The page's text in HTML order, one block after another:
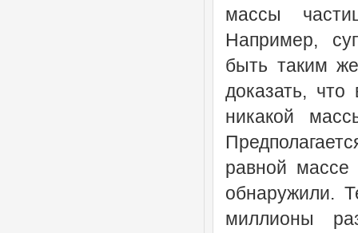
массы
Например,
быть таким
доказать,
никакой
равной массе
обнаружили.
миллионы